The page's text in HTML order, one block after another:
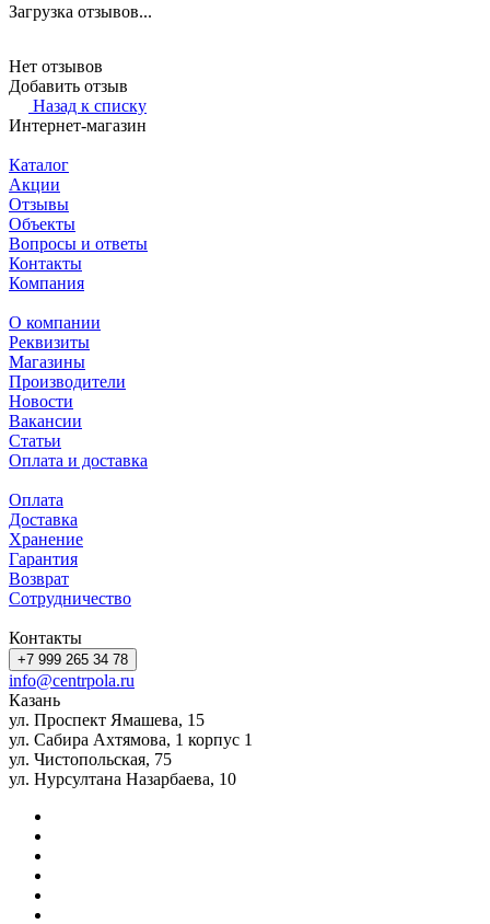
Загрузка отзывов...
Нет отзывов
Добавить отзыв
Назад к списку
Интернет-магазин
Каталог
Акции
Отзывы
Объекты
Вопросы и ответы
Контакты
Компания
О компании
Реквизиты
Магазины
Производители
Новости
Вакансии
Статьи
Оплата и доставка
Оплата
Доставка
Хранение
Гарантия
Возврат
Сотрудничество
Контакты
+7 999 265 34 78
info@centrpola.ru
Казань
ул. Проспект Ямашева, 15
ул. Сабира Ахтямова, 1 корпус 1
ул. Чистопольская, 75
ул. Нурсултана Назарбаева, 10